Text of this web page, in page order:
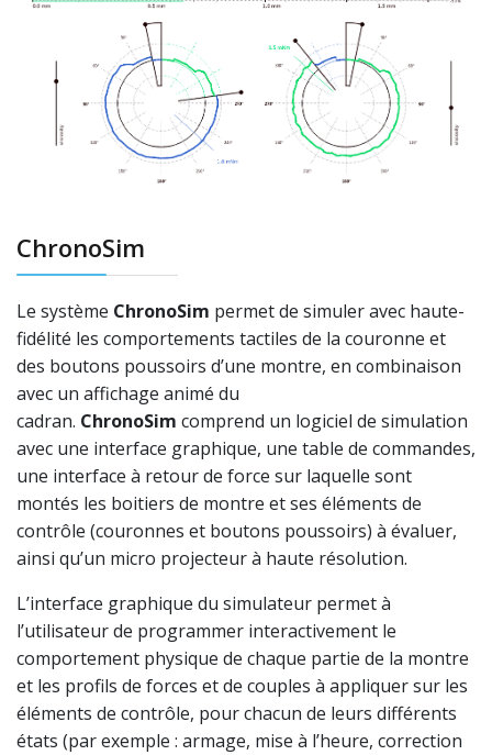
ChronoSim
Le système ChronoSim permet de simuler avec haute-
fidélité les comportements tactiles de la couronne et
des boutons poussoirs d’une montre, en combinaison
avec un affichage animé du
cadran. ChronoSim comprend un logiciel de simulation
avec une interface graphique, une table de commandes,
une interface à retour de force sur laquelle sont
montés les boitiers de montre et ses éléments de
contrôle (couronnes et boutons poussoirs) à évaluer,
ainsi qu’un micro projecteur à haute résolution.
L’interface graphique du simulateur permet à
l’utilisateur de programmer interactivement le
comportement physique de chaque partie de la montre
et les profils de forces et de couples à appliquer sur les
éléments de contrôle, pour chacun de leurs différents
états (par exemple : armage, mise à l’heure, correction